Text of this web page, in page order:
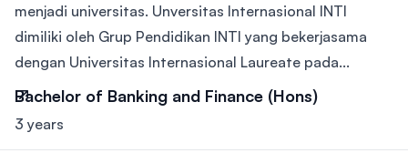
menjadi universitas. Unversitas Internasional INTI
dimiliki oleh Grup Pendidikan INTI yang bekerjasama
dengan Universitas Internasional Laureate pada...
Bachelor of Banking and Finance (Hons)
3 years